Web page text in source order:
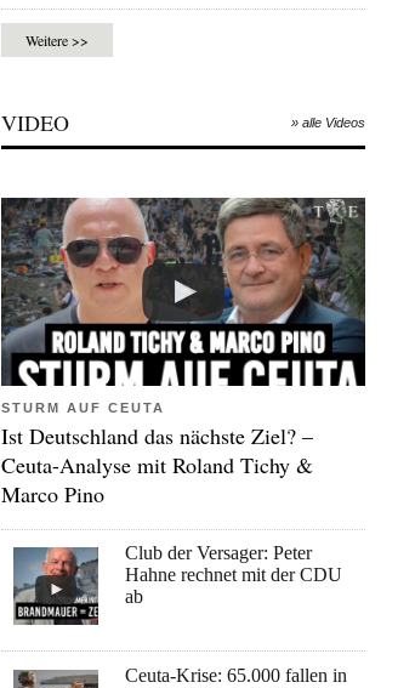
Weitere >>
VIDEO » alle Videos
STURM AUF CEUTA
Ist Deutschland das nächste Ziel? –
Ceuta-Analyse mit Roland Tichy &
Marco Pino
Club der Versager: Peter
Hahne rechnet mit der CDU
ab
Ceuta-Krise: 65.000 fallen in